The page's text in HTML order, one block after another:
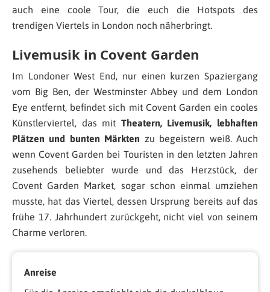
auch eine coole Tour, die euch die Hotspots des
trendigen Viertels in London noch näherbringt.
Livemusik in Covent Garden
Im Londoner West End, nur einen kurzen Spaziergang
vom Big Ben, der Westminster Abbey und dem London
Eye entfernt, befindet sich mit Covent Garden ein cooles
Künstlerviertel, das mit Theatern, Livemusik, lebhaften
Plätzen und bunten Märkten zu begeistern weiß. Auch
wenn Covent Garden bei Touristen in den letzten Jahren
zusehends beliebter wurde und das Herzstück, der
Covent Garden Market, sogar schon einmal umziehen
musste, hat das Viertel, dessen Ursprung bereits auf das
frühe 17. Jahrhundert zurückgeht, nicht viel von seinem
Charme verloren.
Anreise